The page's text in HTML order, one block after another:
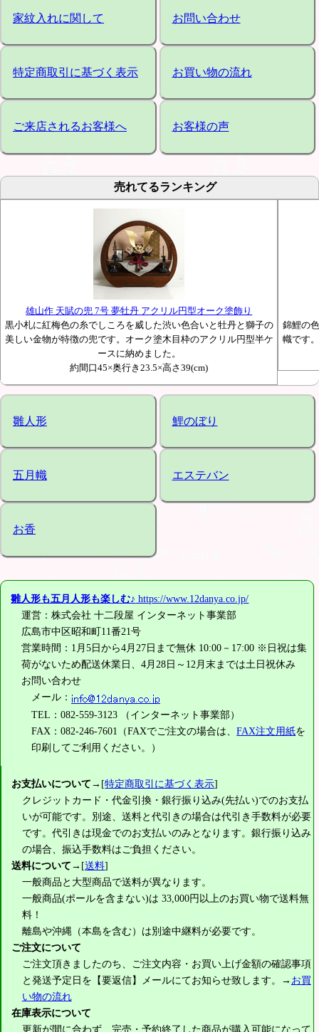
家紋入れに関して お問い合わせ
特定商取引に基づく表示 お買い物の流れ
ご来店されるお客様へ お客様の声
売れてるランキング
雄山作 天賦の兜 7号 夢牡丹 アクリル円型オーク塗飾り
黒小札に紅梅色の糸でしころを威した渋い色合いと牡丹と獅子の
美しい金物が特徴の兜です。オーク塗木目枠のアクリル円型半ケ
ースに納めました。
約間口45×奥行き23.5×高さ39(cm)
錦鯉の
幟です
雛人形 鯉のぼり
五月幟 エステバン
お香
雛人形も五月人形も楽しむ♪ https://www.12danya.co.jp/
運営：株式会社 十二段屋 インターネット事業部
広島市中区昭和町11番21号
営業時間：1月5日から4月27日まで無休 10:00－17:00 ※日祝は集
荷がないため配送休業日、4月28日～12月末までは土日祝休み
お問い合わせ
メール：
TEL：082-559-3123 （インターネット事業部）
FAX：082-246-7601（FAXでご注文の場合は、FAX注文用紙を
印刷してご利用ください。）
お支払いについて→[特定商取引に基づく表示]
クレジットカード・代金引換・銀行振り込み(先払い)でのお支払
いが可能です。別途、送料と代引きの場合は代引き手数料が必要
です。代引きは現金でのお支払いのみとなります。銀行振り込み
の場合、振込手数料はご負担ください。
送料について→[送料]
一般商品と大型商品で送料が異なります。
一般商品(ポールを含まない)は 33,000円以上のお買い物で送料無
料！
離島や沖縄（本島を含む）は別途中継料が必要です。
ご注文について
ご注文頂きましたのち、ご注文内容・お買い上げ金額の確認事項
と発送予定日を【要返信】メールにてお知らせ致します。→ お買
い物の流れ
在庫表示について
更新が間に合わず、完売・予約終了した商品が購入可能になって